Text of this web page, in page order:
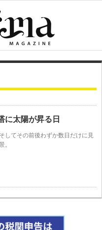
に太陽が昇る日
してその前後わずか数日だけに見
。